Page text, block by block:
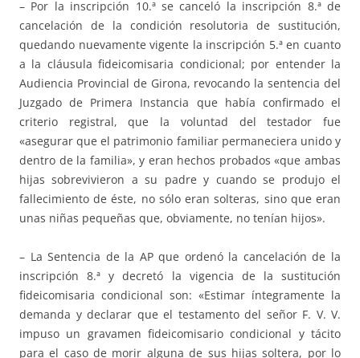
– Por la inscripción 10.ª se canceló la inscripción 8.ª de
cancelación de la condición resolutoria de sustitución,
quedando nuevamente vigente la inscripción 5.ª en cuanto
a la cláusula fideicomisaria condicional; por entender la
Audiencia Provincial de Girona, revocando la sentencia del
Juzgado de Primera Instancia que había confirmado el
criterio registral, que la voluntad del testador fue
«asegurar que el patrimonio familiar permaneciera unido y
dentro de la familia», y eran hechos probados «que ambas
hijas sobrevivieron a su padre y cuando se produjo el
fallecimiento de éste, no sólo eran solteras, sino que eran
unas niñas pequeñas que, obviamente, no tenían hijos».
– La Sentencia de la AP que ordenó la cancelación de la
inscripción 8.ª y decretó la vigencia de la sustitución
fideicomisaria condicional son: «Estimar íntegramente la
demanda y declarar que el testamento del señor F. V. V.
impuso un gravamen fideicomisario condicional y tácito
para el caso de morir alguna de sus hijas soltera, por lo